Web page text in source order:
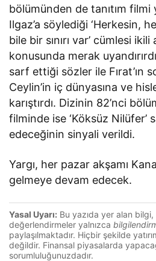
bölümünden de tanıtım filmi
Ilgaz’a söylediği ‘Herkesin,
bile bir sınırı var’ cümlesi
konusunda merak
sarf ettiği sözler ile Fırat’ın
Ceylin’in iç dünyasına ve
karıştırdı. Dizinin 82’nci
filminde ise ‘Köksüz Nilüfer’
edeceğinin sinyali verildi.
Yargı, her pazar akşamı
gelmeye devam edecek.
Yasal Uyarı: Bu yazıda yer alan
değerlendirmeler yalnızca
paylaşılmaktadır. Hiçbir şekilde
değildir. Finansal piyasalarda
sorumluluğunuzdadır.